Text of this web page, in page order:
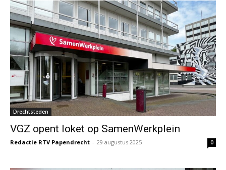
Drechtsteden
VGZ opent loket op SamenWerkplein
Redactie RTV Papendrecht - 29 augustus 2025 0